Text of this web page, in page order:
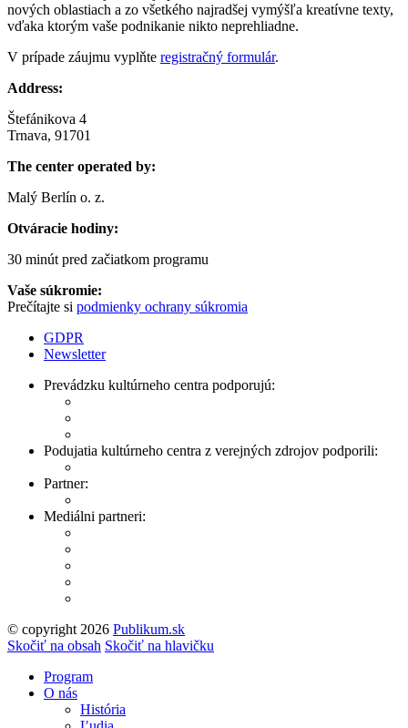
nových oblastiach a zo všetkého najradšej vymýšľa kreatívne texty,
vďaka ktorým vaše podnikanie nikto neprehliadne.
V prípade záujmu vyplňte registračný formulár.
Address:
Štefánikova 4
Trnava, 91701
The center operated by:
Malý Berlín o. z.
Otváracie hodiny:
30 minút pred začiatkom programu
Vaše súkromie:
Prečítajte si podmienky ochrany súkromia
GDPR
Newsletter
Prevádzku kultúrneho centra podporujú:
Podujatia kultúrneho centra z verejných zdrojov podporili:
Partner:
Mediálni partneri:
© copyright 2026 Publikum.sk
Tvorba stránok: Enjoy
Skočiť na obsah Skočiť na hlavičku
Program
O nás
História